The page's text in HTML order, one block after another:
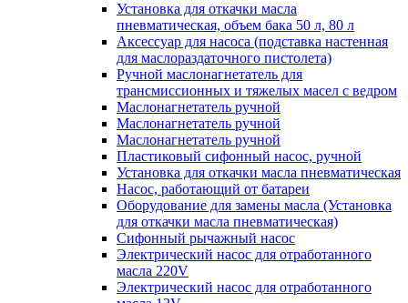
Установка для откачки масла
пневматическая, объем бака 50 л, 80 л
Аксессуар для насоса (подставка настенная
для маслораздаточного пистолета)
Ручной маслонагнетатель для
трансмиссионных и тяжелых масел с ведром
Маслонагнетатель ручной
Маслонагнетатель ручной
Маслонагнетатель ручной
Пластиковый сифонный насос, ручной
Установка для откачки масла пневматическая
Насос, работающий от батареи
Оборудование для замены масла (Установка
для откачки масла пневматическая)
Сифонный рычажный насос
Электрический насос для отработанного
масла 220V
Электрический насос для отработанного